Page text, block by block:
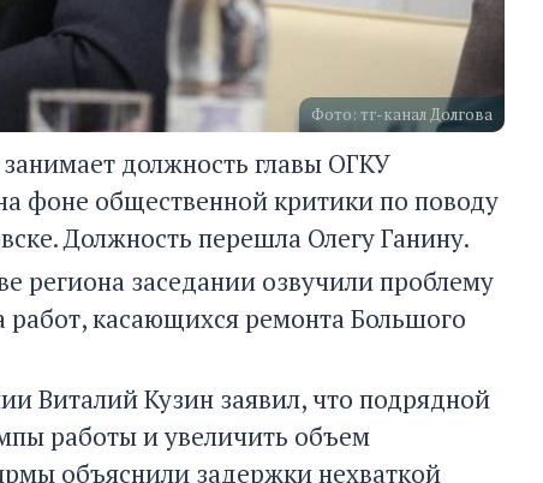
Фото: тг-канал Долгова
должность главы ОГКУ
фоне общественной критики по поводу
Должность перешла Олегу Ганину.
региона заседании озвучили проблему
работ, касающихся ремонта Большого
Виталий Кузин заявил, что подрядной
работы и увеличить объем
объяснили задержки нехваткой